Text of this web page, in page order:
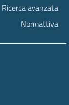
Ricerca avanzata
Normattiva